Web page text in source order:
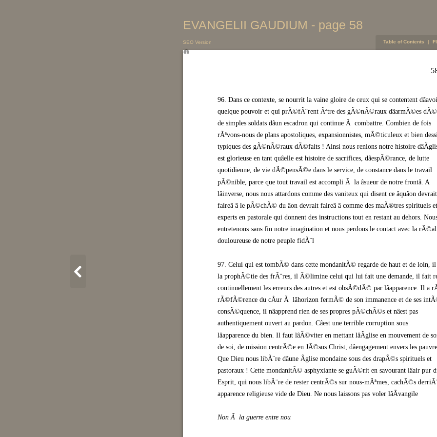
EVANGELII GAUDIUM - page 58
96. Dans ce contexte, se nourrit la vaine gloire de ceux qui se contentent
quelque pouvoir et qui prÃ©fÃ¨rent Ãªtre des gÃ©nÃ©raux dâarmÃ©es
de simples soldats dâun escadron qui continue Ã combattre. Combien de fois
rÃªvons-nous de plans apostoliques, expansionnistes, mÃ©ticuleux et bien
typiques des gÃ©nÃ©raux dÃ©faits ! Ainsi nous renions notre histoire
est glorieuse en tant quâelle est histoire de sacrifices, dâespÃ©rance, de lutte
quotidienne, de vie dÃ©pensÃ©e dans le service, de constance dans le travail
pÃ©nible, parce que tout travail est accompli Ã la âsueur de notre frontâ. A
lâinverse, nous nous attardons comme des vaniteux qui disent ce âquâon devrait
faireâ â le pÃ©chÃ© du âon devrait faireâ â comme des maÃ®tres spirituels et
experts en pastorale qui donnent des instructions tout en restant au dehors.
entretenons sans fin notre imagination et nous perdons le contact avec la
douloureuse de notre peuple fidÃ¨le.
97. Celui qui est tombÃ© dans cette mondanitÃ© regarde de haut et de loin, il
la prophÃ©tie des frÃ¨res, il Ã©limine celui qui lui fait une demande, il fait
continuellement les erreurs des autres et est obsÃ©dÃ© par lâapparence. Il a
rÃ©fÃ©rence du cÅur Ã lâhorizon fermÃ© de son immanence et de ses
consÃ©quence, il nâapprend rien de ses propres pÃ©chÃ©s et nâest pas
authentiquement ouvert au pardon. Câest une terrible corruption sous
lâapparence du bien. Il faut lâÃ©viter en mettant lâÃglise en mouvement de
de soi, de mission centrÃ©e en JÃ©sus Christ, dâengagement envers les
Que Dieu nous libÃ¨re dâune Ãglise mondaine sous des drapÃ©s spirituels et
pastoraux ! Cette mondanitÃ© asphyxiante se guÃ©rit en savourant lâair pur
Esprit, qui nous libÃ¨re de rester centrÃ©s sur nous-mÃªmes, cachÃ©s
apparence religieuse vide de Dieu. Ne nous laissons pas voler lâÃvangile !
Non Ã la guerre entre nous
SEO Version Table of Contents |